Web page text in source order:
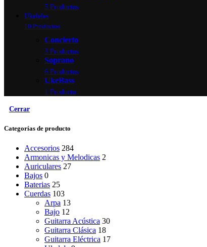
5 Productos
Ukeleles
10 Productos
Concierto
3 Productos
Soprano
6 Productos
UkeBass
1 Producto
Cerrar
Categorías de producto
Accesorios 284
Armonicas y Melodicas 2
Auriculares 27
Bajos 0
Baterias 25
Cuerdas 103
Arpa 13
Bajo 12
Guitarra Acústica 30
Guitarra Clásica 18
Guitarra Eléctrica 17